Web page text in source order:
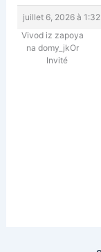
juillet 6, 2026 à
Vivod iz zapoya
na domy_jkOr
Invité